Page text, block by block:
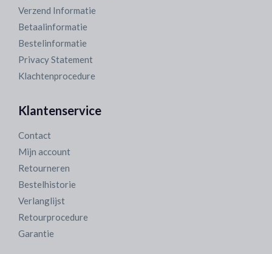
Verzend Informatie
Betaalinformatie
Bestelinformatie
Privacy Statement
Klachtenprocedure
Klantenservice
Contact
Mijn account
Retourneren
Bestelhistorie
Verlanglijst
Retourprocedure
Garantie